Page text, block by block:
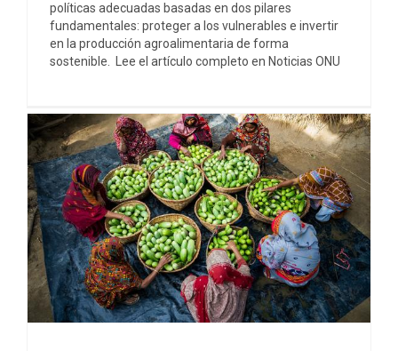
políticas adecuadas basadas en dos pilares
fundamentales: proteger a los vulnerables e invertir
en la producción agroalimentaria de forma
sostenible. Lee el artículo completo en Noticias ONU